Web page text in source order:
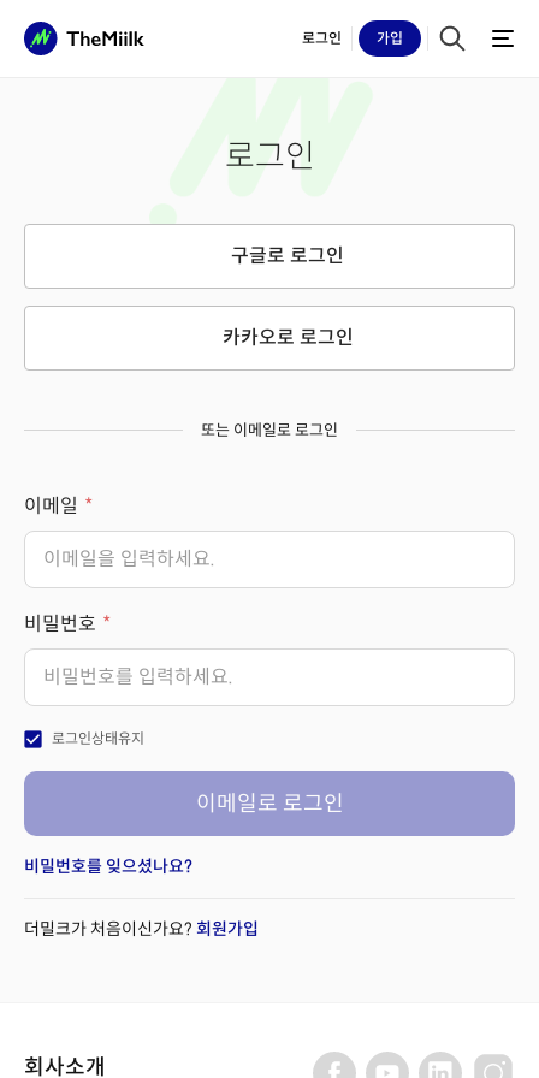
로그인 가입
로그인
구글로 로그인
카카오로 로그인
또는 이메일로 로그인
이메일
비밀번호
check_box 로그인상태유지
이메일로 로그인
비밀번호를 잊으셨나요?
더밀크가 처음이신가요? 회원가입
회사소개